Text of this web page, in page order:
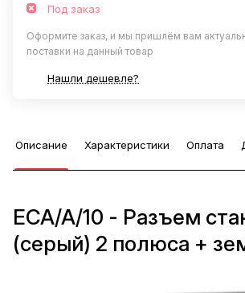
Под заказ
Оформите заказ, и мы пришлём вам
поставки на данный товар
Нашли дешевле?
Описание Характеристики Оплата
ECA/A/10 - Разъем
(серый) 2 полюса +